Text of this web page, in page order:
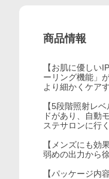
商品情報
【お肌に優しい
ーリング機能」
より細かくケア
【5段階照射レ
ドがあり、自動
ステサロンに行
【メンズにも効
弱めの出力から
【パッケージ内